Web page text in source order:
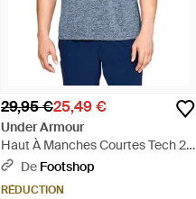
29,95 €25,49 €
Under Armour
Haut À Manches Courtes Tech 2.0
Pour Homme Academy Graphite
- Bleu
De Footshop
RÉDUCTION